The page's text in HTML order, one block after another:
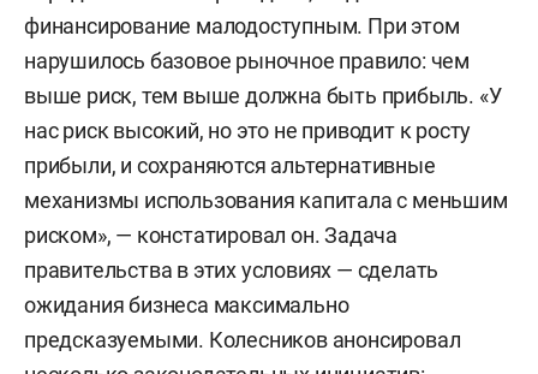
финансирование малодоступным. При этом
нарушилось базовое рыночное правило: чем
выше риск, тем выше должна быть прибыль. «У
нас риск высокий, но это не приводит к росту
прибыли, и сохраняются альтернативные
механизмы использования капитала с меньшим
риском», — констатировал он. Задача
правительства в этих условиях — сделать
ожидания бизнеса максимально
предсказуемыми. Колесников анонсировал